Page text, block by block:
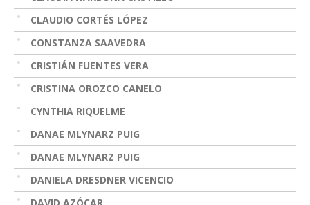
CLAUDIO CORTÉS LÓPEZ
CONSTANZA SAAVEDRA
CRISTIÁN FUENTES VERA
CRISTINA OROZCO CANELO
CYNTHIA RIQUELME
DANAE MLYNARZ PUIG
DANAE MLYNARZ PUIG
DANIELA DRESDNER VICENCIO